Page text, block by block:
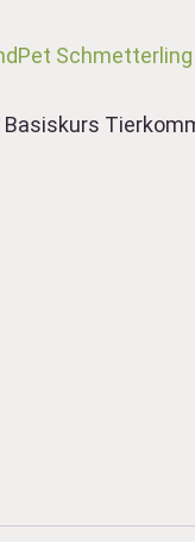
Basiskurs